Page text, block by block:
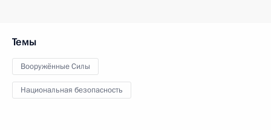
Темы
Вооружённые Силы
Национальная безопасность